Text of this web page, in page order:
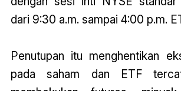
dari 9:30 a.m. sampai 4:00 p.m.
Penutupan itu menghentikan
pada saham dan ETF